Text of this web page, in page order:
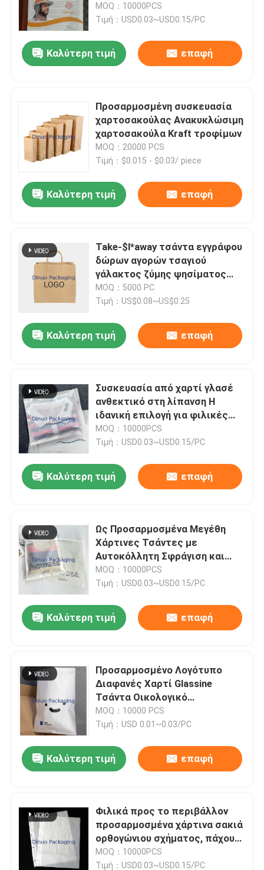
Προϊόντα
Βίντεο
MOQ：10000PCS
Τιμή：USD0.03~USD0.15/PC
Καλύτερη τιμή επαφή
Προσαρμοσμένη συσκευασία
χαρτοσακούλας Ανακυκλώσιμη
χαρτοσακούλα Kraft τροφίμων
MOQ：20000 PCS
Τιμή：$0.015 - $0.03/ piece
Καλύτερη τιμή επαφή
Take-$l*away τσάντα εγγράφου
δώρων αγορών τσαγιού
γάλακτος ζύμης ψησίματος
τσαντών Tote εγγράφου της
Kraft
MOQ：5000 PC
Τιμή：US$0.08~US$0.25
Καλύτερη τιμή επαφή
Συσκευασία από χαρτί γλασέ
ανθεκτικό στη λίπανση Η
ιδανική επιλογή για φιλικές
προς το περιβάλλον λύσεις
MOQ：10000PCS
Τιμή：USD0.03~USD0.15/PC
Καλύτερη τιμή επαφή
Ως Προσαρμοσμένα Μεγέθη
Χάρτινες Τσάντες με
Αυτοκόλλητη Σφράγιση και
Λεία Επιφάνεια
MOQ：10000PCS
Τιμή：USD0.03~USD0.15/PC
Καλύτερη τιμή επαφή
Προσαρμοσμένο Λογότυπο
Διαφανές Χαρτί Glassine
Τσάντα Οικολογικό
Ημιδιαφανές Χάρτινο Φάκελο
MOQ：10000 PCS
Τιμή：USD 0.01~0.03/PC
Καλύτερη τιμή επαφή
Φιλικά προς το περιβάλλον
προσαρμοσμένα χάρτινα σακιά
ορθογώνιου σχήματος, πάχους
35gsm
MOQ：10000PCS
Τιμή：USD0.03~USD0.15/PC